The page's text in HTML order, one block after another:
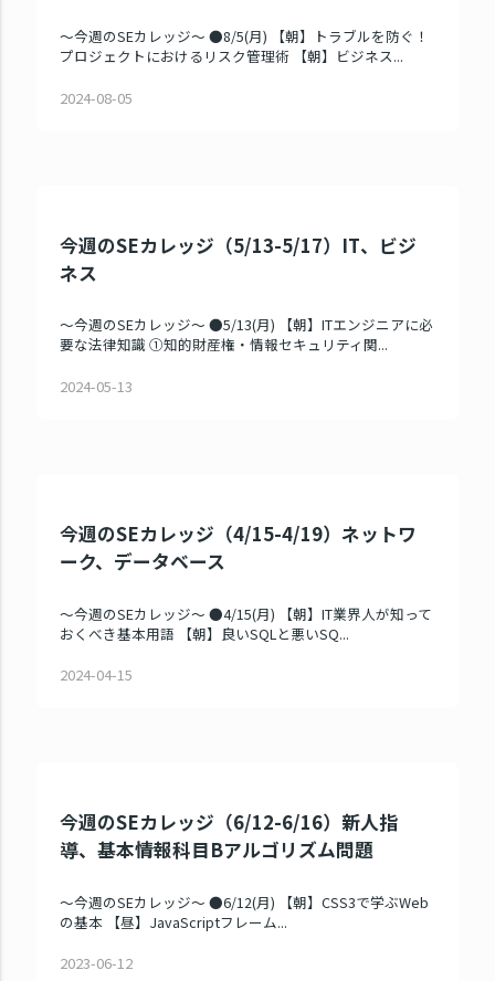
～今週のSEカレッジ～ ●8/5(月) 【朝】トラブルを防ぐ！
プロジェクトにおけるリスク管理術 【朝】ビジネス...
2024-08-05
今週のSEカレッジ（5/13-5/17）IT、ビジ
ネス
～今週のSEカレッジ～ ●5/13(月) 【朝】ITエンジニアに必
要な法律知識 ①知的財産権・情報セキュリティ関...
2024-05-13
今週のSEカレッジ（4/15-4/19）ネットワ
ーク、データベース
～今週のSEカレッジ～ ●4/15(月) 【朝】IT業界人が知って
おくべき基本用語 【朝】良いSQLと悪いSQ...
2024-04-15
今週のSEカレッジ（6/12-6/16）新人指
導、基本情報科目Bアルゴリズム問題
～今週のSEカレッジ～ ●6/12(月) 【朝】CSS3で学ぶWeb
の基本 【昼】JavaScriptフレーム...
2023-06-12